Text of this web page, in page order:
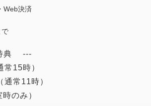
Web決済
で
典 ---
15時）
常11時）
のみ）